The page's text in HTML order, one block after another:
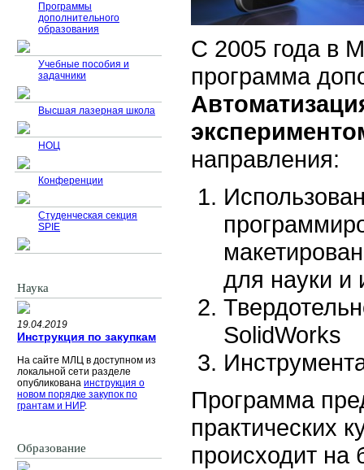
Программы
дополнительного
образования
Учебные пособия и
задачники
Высшая лазерная школа
НОЦ
Конференции
Студенческая секция
SPIE
Наука
19.04.2019
Инструкция по закупкам
На сайте МЛЦ в доступном из
локальной сети разделе
опубликована инструкция о
новом порядке закупок по
грантам и НИР.
Образование
С 2005 года в
программа
направления:
для науки и
SolidWorks
Программа
практических
происходит на